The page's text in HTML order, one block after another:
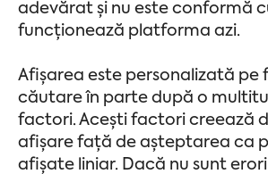
adevărat și nu este conformă
funcționează platforma azi.
Afișarea este personalizată pe
căutare în parte după o
factori. Acești factori creează
afișare față de așteptarea ca
afișate liniar. Dacă nu sunt